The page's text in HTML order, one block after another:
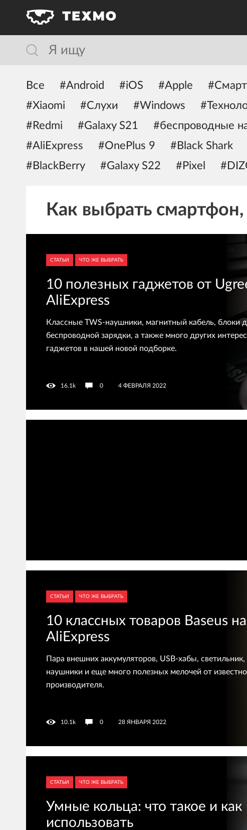
Все #Android #iOS #Apple
#Xiaomi
#Слухи #Windows
#Redmi
#Galaxy S21 #беспроводные
#AliExpress
#OnePlus 9 #Black Shark
#BlackBerry
#Galaxy S22 #Pixel
Как выбрать
СТАТЬИ ЧТО ЖЕ ВЫБРАТЬ
10 полезных гаджетов от
AliExpress
Классные TWS-наушники, магнитный кабель, блоки
беспроводной зарядки, а также много других
гаджетов в нашей новой подборке.
16.1k 0 4 ФЕВРАЛЯ 2022
СТАТЬИ ЧТО ЖЕ ВЫБРАТЬ
10 классных товаров Baseus на
AliExpress
Пара внешних аккумуляторов, USB-хабы,
наушники и еще много полезных мелочей от
производителя.
10.1k 0 28 ЯНВАРЯ 2022
СТАТЬИ ЧТО ЖЕ ВЫБРАТЬ
Умные кольца: что такое и как
использовать